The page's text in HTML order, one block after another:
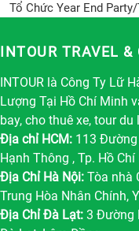
Tổ Chức Year End
INTOUR TRAVEL
INTOUR là Công Ty Lữ
Lượng Tại Hồ Chí Minh
bay, cho thuê xe, tour
Địa chỉ HCM: 113
Hạnh Thông , Tp. Hồ Chí
Địa Chỉ Hà Nội: Tòa nhà
Trung Hòa Nhân Chính,
Địa Chỉ Đà Lạt: 3 Đường